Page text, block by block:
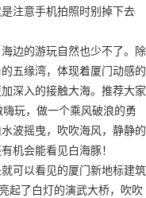
注意手机拍照时别掉下去
边的游玩自然也少不了。除
五缘湾，体现着厦门动感的
深入的接触大海。推荐大家
玩，做一个乘风破浪的勇
波摇曳，吹吹海风，静静的
机会能看见白海豚！
可以看见的厦门新地标建筑
起了白灯的演武大桥，吹吹